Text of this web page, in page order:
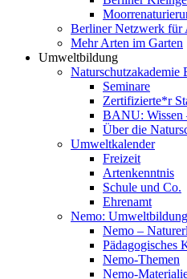
Berliner Netzwerk für
Mehr Arten im Garten
Umweltbildung
Naturschutzakademie
Seminare
Zertifizierte*r
BANU: Wissen
Über die
Umweltkalender
Freizeit
Artenkenntnis
Schule und Co.
Ehrenamt
Nemo:
Nemo –
Pädagogisches
Nemo-Themen
Nemo-